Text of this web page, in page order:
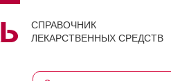
СПРАВОЧНИК
ЛЕКАРСТВЕННЫХ СРЕДСТВ